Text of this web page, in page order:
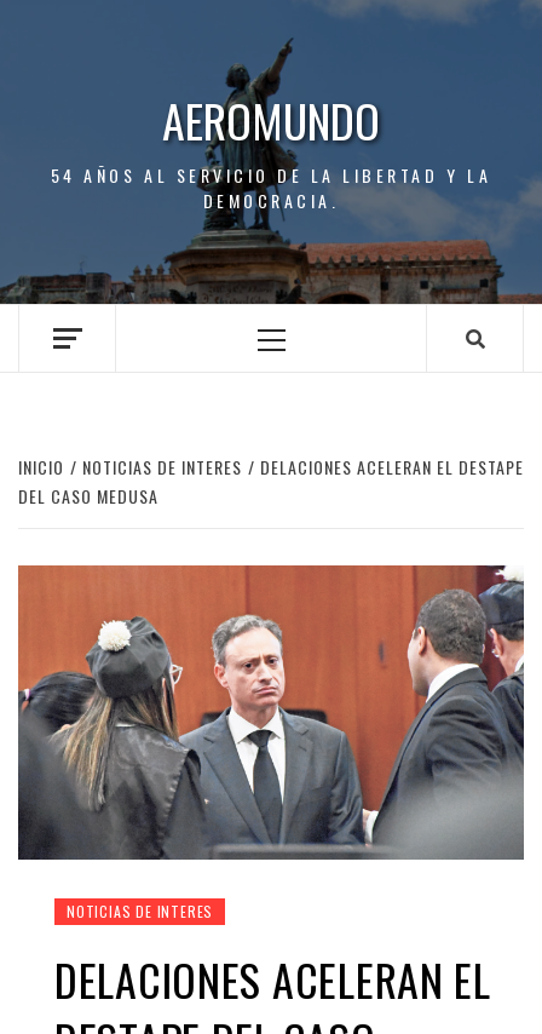
AEROMUNDO
54 AÑOS AL SERVICIO DE LA LIBERTAD Y LA
DEMOCRACIA.
Menú
INICIO NOTICIAS DE INTERES
DELACIONES ACELERAN EL DESTAPE
DEL CASO MEDUSA
NOTICIAS DE INTERES
DELACIONES ACELERAN EL